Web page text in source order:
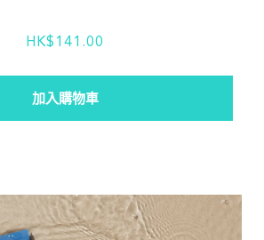
HK$141.00